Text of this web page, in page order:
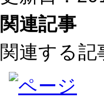
関連記事
関連する記